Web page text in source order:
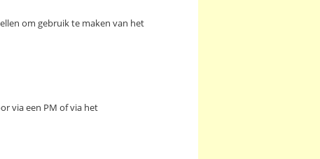
om gebruik te maken van het
via een PM of via het